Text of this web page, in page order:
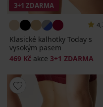
3+1 ZDARMA
Klasické kalhotky Today s
vysokým pasem
469 Kč akce 3+1 ZDARMA